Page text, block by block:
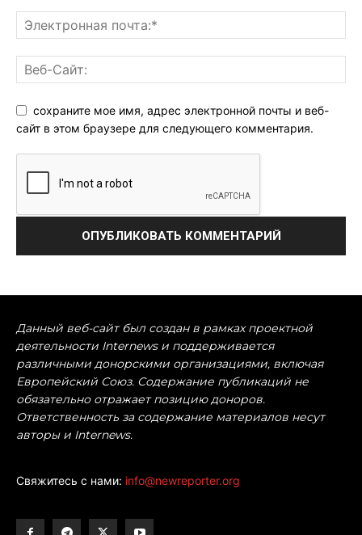
сохраните мое имя, адрес электронной почты и веб-
сайт в этом браузере для следующего комментария.
Данный веб-сайт был создан в рамках проектной
деятельности Internews и поддерживается
различными донорскими организациями, включая
Европейский Союз. Содержание публикаций не
обязательно отражает позицию доноров.
Ответственность за содержание материалов несут
авторы и Internews.
Свяжитесь с нами: info@newreporter.org